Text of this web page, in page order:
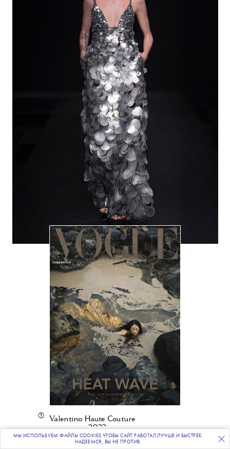
ПОДПИСЫВАЙТЕСЬНА НАШУ ВЕЧЕРНЮЮ РАССЫЛКУ
①
Valentino Haute Couture
весна-лето 2023
Vogue Taiwan, январь 2022
МЫ ИСПОЛЬЗУЕМ ФАЙЛЫ COOKIES ЧТОБЫ САЙТ РАБОТАЛ ЛУЧШЕ И БЫСТРЕЕ.
НАДЕЕМСЯ, ВЫ НЕ ПРОТИВ.